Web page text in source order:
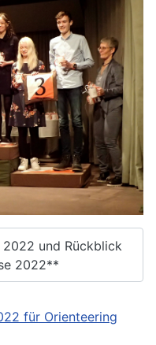
und Rückblick
2022**
für Orienteering